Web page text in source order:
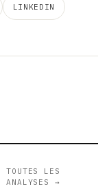
LINKEDIN
TOUTES LES
ANALYSES →